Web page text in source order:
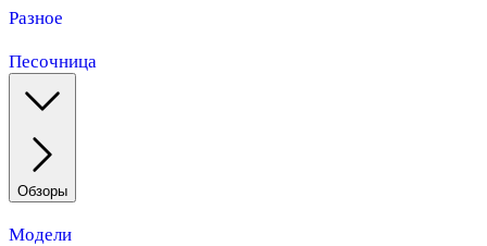
Разное
Песочница
Обзоры
Модели